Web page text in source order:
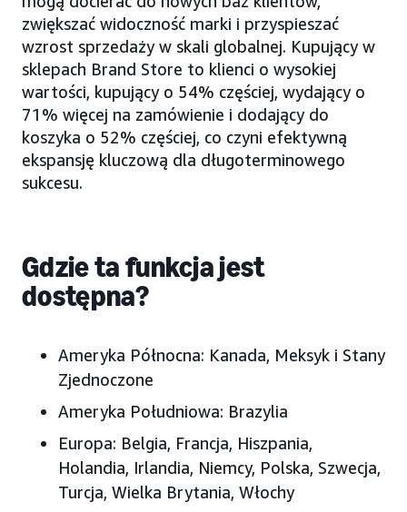
zwiększać widoczność marki i przyspieszać
wzrost sprzedaży w skali globalnej. Kupujący w
sklepach Brand Store to klienci o wysokiej
wartości, kupujący o 54% częściej, wydający o
71% więcej na zamówienie i dodający do
koszyka o 52% częściej, co czyni efektywną
ekspansję kluczową dla długoterminowego
sukcesu.
Gdzie ta funkcja jest
dostępna?
Ameryka Północna: Kanada, Meksyk i Stany
Zjednoczone
Ameryka Południowa: Brazylia
Europa: Belgia, Francja, Hiszpania,
Holandia, Irlandia, Niemcy, Polska, Szwecja,
Turcja, Wielka Brytania, Włochy